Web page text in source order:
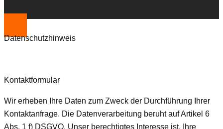
Datenschutzhinweis
Kontaktformular
Wir erheben Ihre Daten zum Zweck der Durchführung Ihrer
Kontaktanfrage. Die Datenverarbeitung beruht auf Artikel 6
Abs. 1 f) DSGVO. Unser berechtigtes Interesse ist, Ihre